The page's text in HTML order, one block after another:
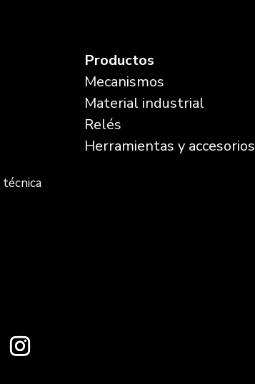
técnica
Productos
Mecanismos
Material industrial
Relés
Herramientas y accesorios